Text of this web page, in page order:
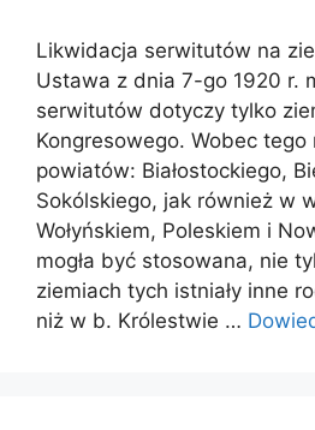
Likwidacja serwitutów na
Ustawa z dnia 7-go 1920 r.
serwitutów dotyczy tylko
Kongresowego. Wobec tego
powiatów: Białostockiego,
Sokólskiego, jak również w
Wołyńskiem, Poleskiem i
mogła być stosowana, nie
ziemiach tych istniały inne
niż w b. Królestwie …